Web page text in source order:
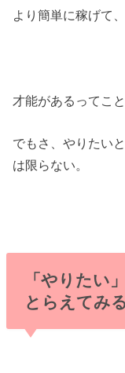
より簡単に稼げて
才能があるってこ
でもさ、やりたい
は限らない。
「やりたい
とらえてみる